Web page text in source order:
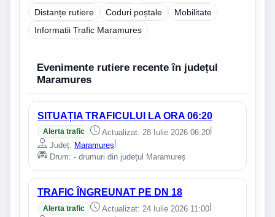
Distanțe rutiere
Coduri poștale
Mobilitate
Informatii Trafic Maramures
Evenimente rutiere recente în județul
Maramures
SITUAȚIA TRAFICULUI LA ORA 06:20
Alerta trafic Actualizat: 28 Iulie 2026 06:20|
Județ: Maramureș
Drum: - drumuri din județul Maramureș
TRAFIC ÎNGREUNAT PE DN 18
Alerta trafic Actualizat: 24 Iulie 2026 11:00